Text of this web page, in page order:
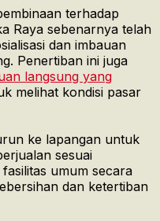
terhadap
Raya sebenarnya telah
dan imbauan
Penertiban ini juga
langsung yang
melihat kondisi pasar
ke lapangan untuk
sesuai
umum secara
dan ketertiban